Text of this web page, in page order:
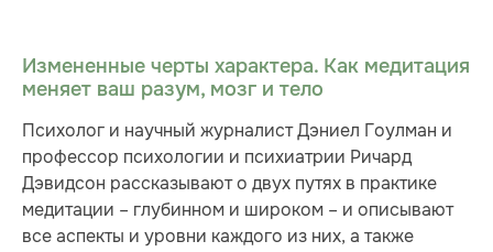
Измененные черты характера. Как медитация
меняет ваш разум, мозг и тело
Психолог и научный журналист Дэниел Гоулман и
профессор психологии и психиатрии Ричард
Дэвидсон рассказывают о двух путях в практике
медитации – глубинном и широком – и описывают
все аспекты и уровни каждого из них, а также